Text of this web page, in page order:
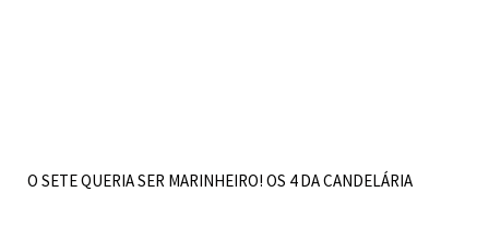
O SETE QUERIA SER MARINHEIRO! OS 4 DA CANDELÁRIA